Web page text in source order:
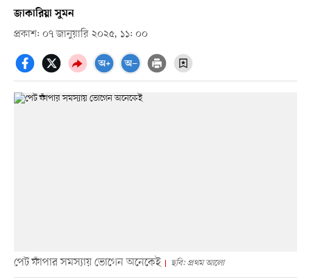
জাকারিয়া সুমন
প্রকাশ: ০৭ জানুয়ারি ২০২৫, ১১: ০০
পেট ফাঁপার সমস্যায় ভোগেন অনেকেই ছবি: প্রথম আলো